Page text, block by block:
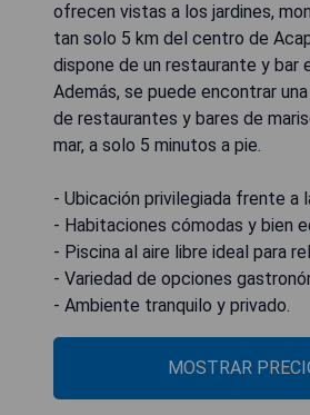
ofrecen vistas a los jardines,
tan solo 5 km del centro de
dispone de un restaurante y bar
Además, se puede encontrar
de restaurantes y bares de
mar, a solo 5 minutos a pie.
- Ubicación privilegiada frente a
- Habitaciones cómodas y bien
- Piscina al aire libre ideal para
- Variedad de opciones
- Ambiente tranquilo y privado.
MOSTRAR